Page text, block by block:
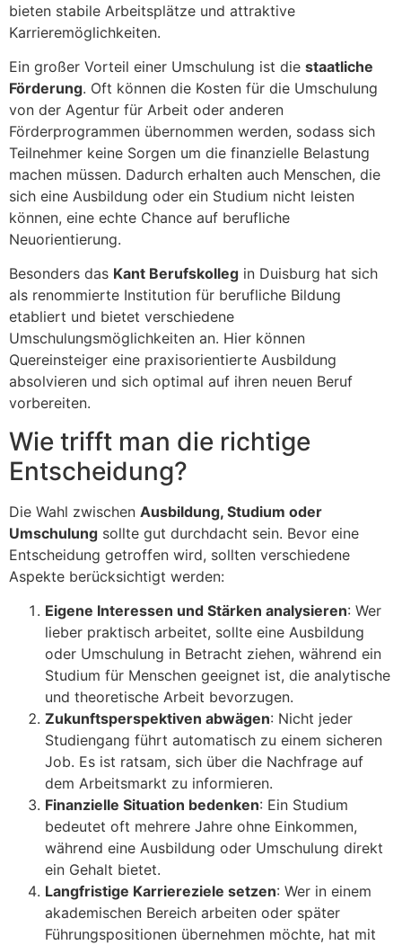
bieten stabile Arbeitsplätze und attraktive
Karrieremöglichkeiten.
Ein großer Vorteil einer Umschulung ist die staatliche
Förderung. Oft können die Kosten für die Umschulung
von der Agentur für Arbeit oder anderen
Förderprogrammen übernommen werden, sodass sich
Teilnehmer keine Sorgen um die finanzielle Belastung
machen müssen. Dadurch erhalten auch Menschen, die
sich eine Ausbildung oder ein Studium nicht leisten
können, eine echte Chance auf berufliche
Neuorientierung.
Besonders das Kant Berufskolleg in Duisburg hat sich
als renommierte Institution für berufliche Bildung
etabliert und bietet verschiedene
Umschulungsmöglichkeiten an. Hier können
Quereinsteiger eine praxisorientierte Ausbildung
absolvieren und sich optimal auf ihren neuen Beruf
vorbereiten.
Wie trifft man die richtige
Entscheidung?
Die Wahl zwischen Ausbildung, Studium oder
Umschulung sollte gut durchdacht sein. Bevor eine
Entscheidung getroffen wird, sollten verschiedene
Aspekte berücksichtigt werden:
Eigene Interessen und Stärken analysieren: Wer
lieber praktisch arbeitet, sollte eine Ausbildung
oder Umschulung in Betracht ziehen, während ein
Studium für Menschen geeignet ist, die analytische
und theoretische Arbeit bevorzugen.
Zukunftsperspektiven abwägen: Nicht jeder
Studiengang führt automatisch zu einem sicheren
Job. Es ist ratsam, sich über die Nachfrage auf
dem Arbeitsmarkt zu informieren.
Finanzielle Situation bedenken: Ein Studium
bedeutet oft mehrere Jahre ohne Einkommen,
während eine Ausbildung oder Umschulung direkt
ein Gehalt bietet.
Langfristige Karriereziele setzen: Wer in einem
akademischen Bereich arbeiten oder später
Führungspositionen übernehmen möchte, hat mit